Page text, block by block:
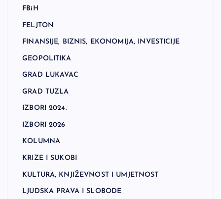
FBiH
FELJTON
FINANSIJE, BIZNIS, EKONOMIJA, INVESTICIJE
GEOPOLITIKA
GRAD LUKAVAC
GRAD TUZLA
IZBORI 2024.
IZBORI 2026
KOLUMNA
KRIZE I SUKOBI
KULTURA, KNJIŽEVNOST I UMJETNOST
LJUDSKA PRAVA I SLOBODE